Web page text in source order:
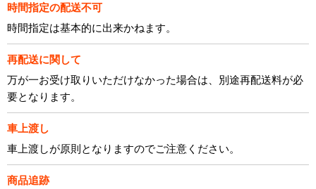
時間指定の配送不可
時間指定は基本的に出来かねます。
再配送に関して
万が一お受け取りいただけなかった場合は、別途再配送料が必
要となります。
車上渡し
車上渡しが原則となりますのでご注意ください。
商品追跡